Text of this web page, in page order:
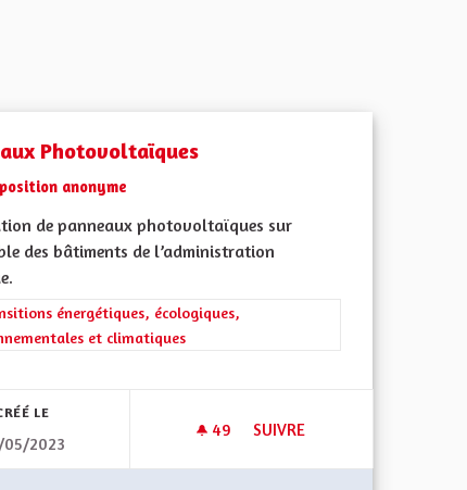
et climatiques
HARDT AU SUD DE COLMAR
Photovoltaïques
anonyme
de panneaux photovoltaïques sur
des bâtiments de l’administration
résultats de la catégorie : Les transitions énergétiques,
énergétiques, écologiques,
et climatiques
LE
05/2023
49 49 ABONNÉS
SUIVRE